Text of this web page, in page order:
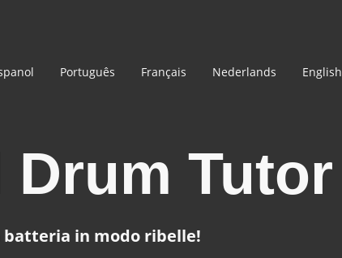
Português Français Nederlands English
Drum Tutor
in modo ribelle!